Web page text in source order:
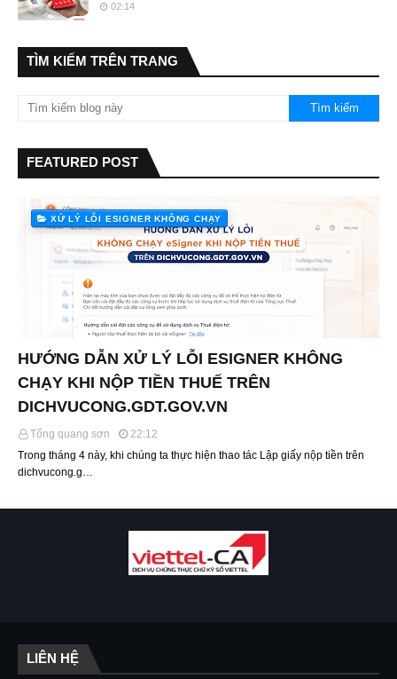
02:14
TÌM KIẾM TRÊN TRANG
FEATURED POST
XỬ LÝ LỖI ESIGNER KHÔNG CHẠY
HƯỚNG DẪN XỬ LÝ LỖI ESIGNER KHÔNG
CHẠY KHI NỘP TIỀN THUẾ TRÊN
DICHVUCONG.GDT.GOV.VN
Tống quang sơn
22:12
Trong tháng 4 này, khi chúng ta thực hiện thao tác Lập giấy nộp tiền trên
dichvucong.g…
LIÊN HỆ